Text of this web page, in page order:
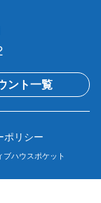
ント一覧
ポリシー
ハウスポケット